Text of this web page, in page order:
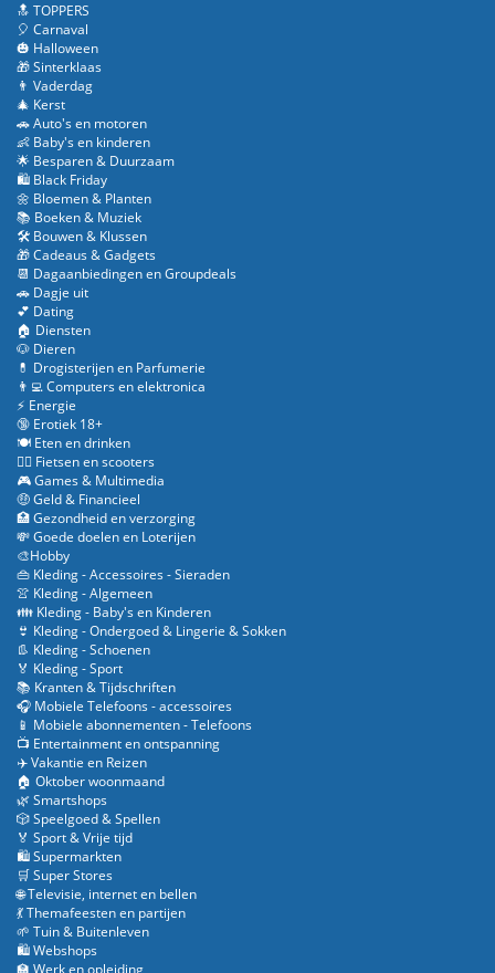
🔝 TOPPERS
🎈 Carnaval
🎃 Halloween
🎁 Sinterklaas
👨 Vaderdag
🎄 Kerst
🚗 Auto's en motoren
👶 Baby's en kinderen
🌟 Besparen & Duurzaam
🛍️ Black Friday
🌼 Bloemen & Planten
📚 Boeken & Muziek
🛠️ Bouwen & Klussen
🎁 Cadeaus & Gadgets
📆 Dagaanbiedingen en Groupdeals
🚗 Dagje uit
💕 Dating
🏠 Diensten
🐶 Dieren
💊 Drogisterijen en Parfumerie
👨‍💻 Computers en elektronica
⚡ Energie
🔞 Erotiek 18+
🍽️ Eten en drinken
🚴‍♂️ Fietsen en scooters
🎮 Games & Multimedia
🤑 Geld & Financieel
🏥 Gezondheid en verzorging
💸 Goede doelen en Loterijen
🎨Hobby
👜 Kleding - Accessoires - Sieraden
👚 Kleding - Algemeen
👪 Kleding - Baby's en Kinderen
👙 Kleding - Ondergoed & Lingerie & Sokken
👢 Kleding - Schoenen
🏅 Kleding - Sport
📚 Kranten & Tijdschriften
🎧 Mobiele Telefoons - accessoires
📱 Mobiele abonnementen - Telefoons
📺 Entertainment en ontspanning
✈️ Vakantie en Reizen
🏠 Oktober woonmaand
🌿 Smartshops
🎲 Speelgoed & Spellen
🏅 Sport & Vrije tijd
🛍️ Supermarkten
🛒 Super Stores
🌐 Televisie, internet en bellen
💃 Themafeesten en partijen
🌱 Tuin & Buitenleven
🛍️ Webshops